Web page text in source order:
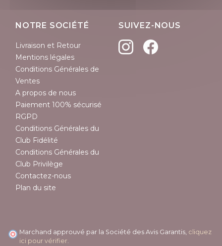
NOTRE SOCIÉTÉ
Livraison et Retour
Mentions légales
Conditions Générales de
Ventes
A propos de nous
Paiement 100% sécurisé
RGPD
Conditions Générales du
Club Fidélité
Conditions Générales du
Club Privilège
Contactez-nous
Plan du site
SUIVEZ-NOUS
Marchand approuvé par la Société des Avis Garantis, cliquez
ici pour vérifier.